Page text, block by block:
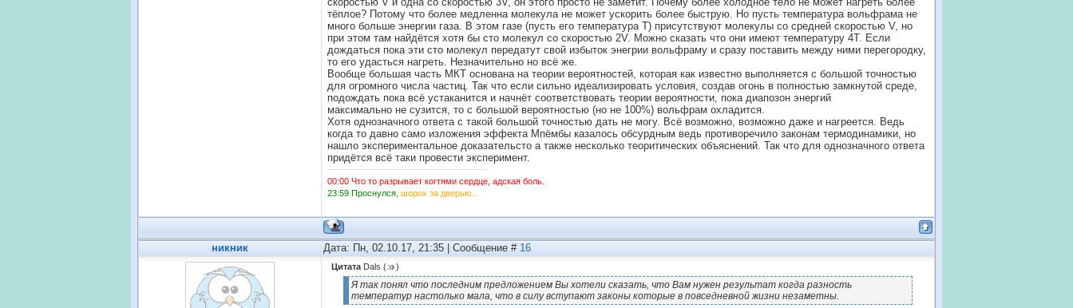
тёплое? Потому что более медленна молекула не может ускорить более быструю. Но пусть температура вольфрама не
много больше энергии газа. В этом газе (пусть его температура Т) присутствуют молекулы со средней скоростью V, но
при этом там найдётся хотя бы сто молекул со скоростью 2V. Можно сказать что они имеют температуру 4T. Если
дождаться пока эти сто молекул передатут свой избыток энегрии вольфраму и сразу поставить между ними перегородку,
то его удасться нагреть. Незначительно но всё же.
Вообще большая часть МКТ основана на теории вероятностей, которая как известно выполняется с большой точностью
для огромного числа частиц. Так что если сильно идеализировать условия, создав огонь в полностью замкнутой среде,
подождать пока всё устаканится и начнёт соответствовать теории вероятности, пока диапозон энергий
максимально не сузится, то с большой вероятностью (но не 100%) вольфрам охладится.
Хотя однозначного ответа с такой большой точностью дать не могу. Всё возможно, возможно даже и нагреется. Ведь
когда то давно само изложения эффекта Мпёмбы казалось обсурдным ведь противоречило законам термодинамики, но
нашло экспериментальное доказательсто а также несколько теоритических объяснений. Так что для однозначного ответа
придётся всё таки провести эксперимент.
00:00 Что то разрывает когтями сердце, адская боль.
23:59 Проснулся, шорох за дверью...
никник Дата: Пн, 02.10.17, 21:35 | Сообщение # 16
Цитата Dals ( )
Я так понял что последним предложением Вы хотели сказать, что Вам нужен результат когда разность
температур настолько мала, что в силу вступают законы которые в повседневной жизни незаметны.